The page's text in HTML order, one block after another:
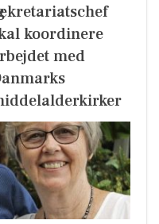
koordinere
med